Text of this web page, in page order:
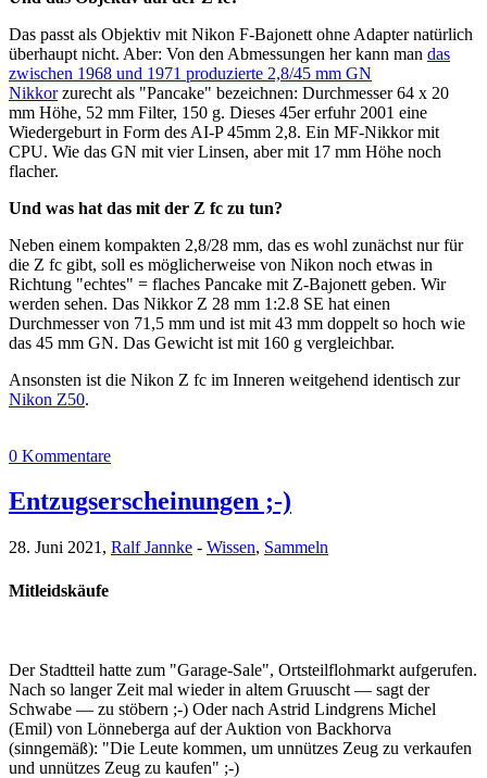
Das passt als Objektiv mit Nikon F-Bajonett ohne Adapter natürlich
überhaupt nicht. Aber: Von den Abmessungen her kann man das
zwischen 1968 und 1971 produzierte 2,8/45 mm GN
Nikkorzurecht als "Pancake" bezeichnen: Durchmesser 64 x 20
mm Höhe, 52 mm Filter, 150 g. Dieses 45er erfuhr 2001 eine
Wiedergeburt in Form des AI-P 45mm 2,8. Ein MF-Nikkor mit
CPU. Wie das GN mit vier Linsen, aber mit 17 mm Höhe noch
flacher.
Und was hat das mit der Z fc zu tun?
Neben einem kompakten 2,8/28 mm, das es wohl zunächst nur für
die Z fc gibt, soll es möglicherweise von Nikon noch etwas in
Richtung "echtes" = flaches Pancake mit Z-Bajonett geben. Wir
werden sehen. Das Nikkor Z 28 mm 1:2.8 SE hat einen
Durchmesser von 71,5 mm und ist mit 43 mm doppelt so hoch wie
das 45 mm GN. Das Gewicht ist mit 160 g vergleichbar.
Ansonsten ist die Nikon Z fc im Inneren weitgehend identisch zur
Nikon Z50.
0 Kommentare
Entzugserscheinungen ;-)
28. Juni 2021, Ralf Jannke - Wissen, Sammeln
Mitleidskäufe
Der Stadtteil hatte zum "Garage-Sale", Ortsteilflohmarkt aufgerufen.
Nach so langer Zeit mal wieder in altem Gruuscht — sagt der
Schwabe — zu stöbern ;-) Oder nach Astrid Lindgrens Michel
(Emil) von Lönneberga auf der Auktion von Backhorva
(sinngemäß): "Die Leute kommen, um unnützes Zeug zu verkaufen
und unnützes Zeug zu kaufen" ;-)